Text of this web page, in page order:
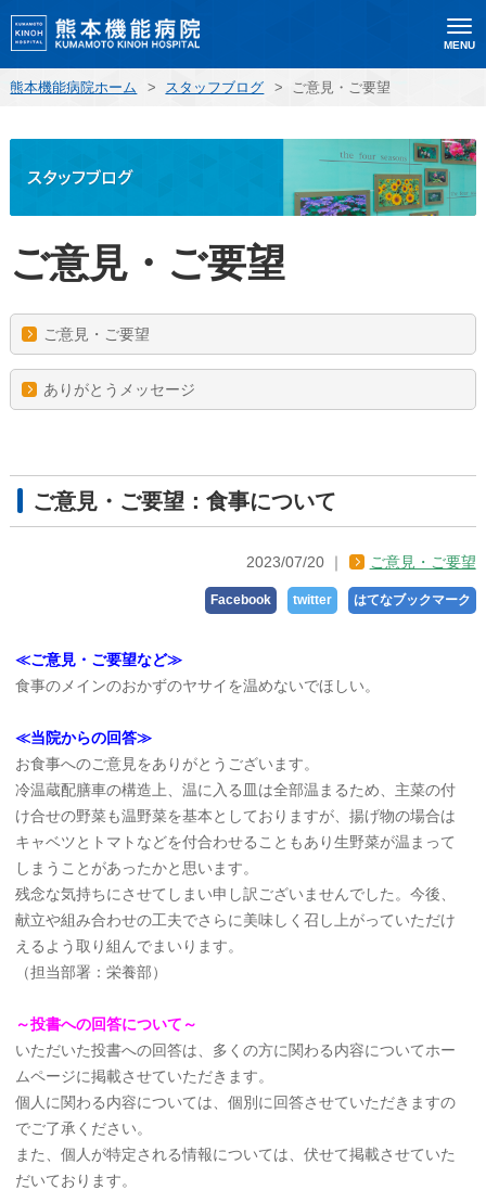
MENU
熊本機能病院ホーム > スタッフブログ > ご意見・ご要望
ご意見・ご要望
ご意見・ご要望
ありがとうメッセージ
ご意見・ご要望：食事について
2023/07/20 ご意見・ご要望
Facebook twitter はてなブックマーク
≪ご意見・ご要望など≫
食事のメインのおかずのヤサイを温めないでほしい。
≪当院からの回答≫
お食事へのご意見をありがとうございます。
冷温蔵配膳車の構造上、温に入る皿は全部温まるため、主菜の付
け合せの野菜も温野菜を基本としておりますが、揚げ物の場合は
キャベツとトマトなどを付合わせることもあり生野菜が温まって
しまうことがあったかと思います。
残念な気持ちにさせてしまい申し訳ございませんでした。今後、
献立や組み合わせの工夫でさらに美味しく召し上がっていただけ
えるよう取り組んでまいります。
（担当部署：栄養部）
～投書への回答について～
いただいた投書への回答は、多くの方に関わる内容についてホー
ムページに掲載させていただきます。
個人に関わる内容については、個別に回答させていただきますの
でご了承ください。
また、個人が特定される情報については、伏せて掲載させていた
だいております。